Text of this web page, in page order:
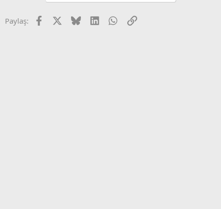
Paylaş: Facebook BlueskyLinkedInWhatsApp
Link